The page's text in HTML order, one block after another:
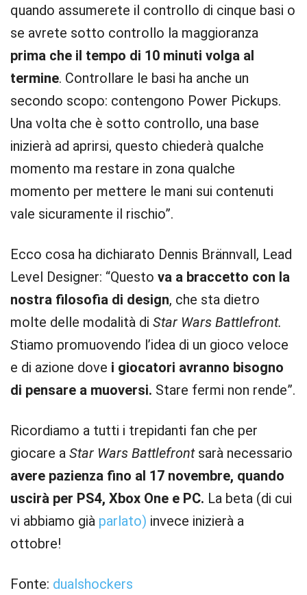
quando assumerete il controllo di cinque basi o
se avrete sotto controllo la maggioranza
prima che il tempo di 10 minuti volga al
termine. Controllare le basi ha anche un
secondo scopo: contengono Power Pickups.
Una volta che è sotto controllo, una base
inizierà ad aprirsi, questo chiederà qualche
momento ma restare in zona qualche
momento per mettere le mani sui contenuti
vale sicuramente il rischio”.
Ecco cosa ha dichiarato Dennis Brännvall, Lead
Level Designer: “Questo va a braccetto con la
nostra filosofia di design, che sta dietro
molte delle modalità di Star Wars Battlefront.
Stiamo promuovendo l’idea di un gioco veloce
e di azione dove i giocatori avranno bisogno
di pensare a muoversi. Stare fermi non rende”.
Ricordiamo a tutti i trepidanti fan che per
giocare a Star Wars Battlefrontsarà necessario
avere pazienza fino al 17 novembre, quando
uscirà per PS4, Xbox One e PC. La beta (di cui
vi abbiamo già parlato) invece inizierà a
ottobre!
Fonte: dualshockers